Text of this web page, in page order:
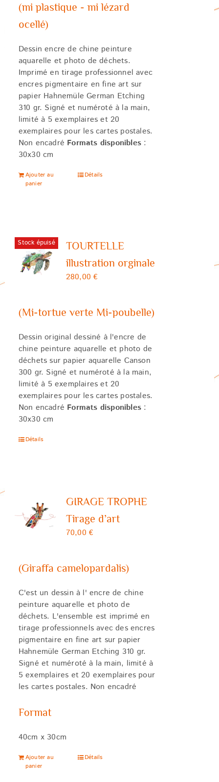
(mi plastique - mi lézard
ocellé)
Dessin encre de chine peinture
aquarelle et photo de déchets.
Imprimé en tirage professionnel avec
encres pigmentaire en fine art sur
papier Hahnemüle German Etching
310 gr. Signé et numéroté à la main,
limité à 5 exemplaires et 20
exemplaires pour les cartes postales.
Non encadré Formats disponibles:
30x30 cm
Ajouter au
panier
Détails
Stock épuisé
TOURTELLE
illustration orginale
280,00€
(Mi-tortue verte Mi-poubelle)
Dessin original dessiné à l'encre de
chine peinture aquarelle et photo de
déchets sur papier aquarelle Canson
300 gr. Signé et numéroté à la main,
limité à 5 exemplaires et 20
exemplaires pour les cartes postales.
Non encadré Formats disponibles:
30x30 cm
Détails
GIRAGE TROPHE
Tirage d’art
70,00 €
(Giraffa camelopardalis)
C'est un dessin à l' encre de chine
peinture aquarelle et photo de
déchets. L'ensemble est imprimé en
tirage professionnels avec des encres
pigmentaire en fine art sur papier
Hahnemüle German Etching 310 gr.
Signé et numéroté à la main, limité à
5 exemplaires et 20 exemplaires pour
les cartes postales. Non encadré
Format
40cm x 30cm
Ajouter au
panier
Détails